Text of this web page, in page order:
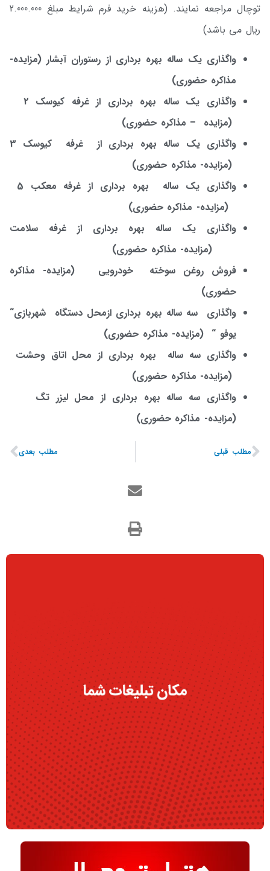
توچال مراجعه نمایند. (هزینه خرید فرم شرایط مبلغ 2.000.000
ريال می باشد)
واگذاری یک ساله بهره برداری از رستوران آبشار (مزایده-
مذاکره حضوری)
(مزایده – مذاکره حضوری)
واگذاری یک ساله بهره برداری از غرفه کیوسک 3
(مزایده- مذاکره حضوری)
(مزایده- مذاکره حضوری)
واگذاری یک ساله بهره برداری از غرفه سلامت
(مزایده- مذاکره حضوری)
فروش روغن سوخته خودرویی (مزایده- مذاکره
حضوری)
واگذاری سه ساله بهره برداری ازمحل دستگاه شهربازی“
یوفو “
(مزایده- مذاکره حضوری)
واگذاری سه ساله بهره برداری از محل اتاق وحشت
(مزایده- مذاکره حضوری)
واگذاری سه ساله بهره برداری از محل لیزر تگ
(مزایده- مذاکره حضوری)
مطلب قبلی مطلب بعدی